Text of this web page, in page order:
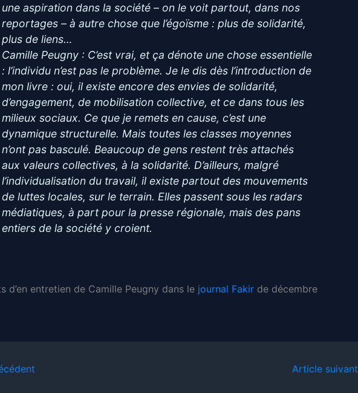
une aspiration dans la société – on le voit partout, dans nos
reportages – à autre chose que l’égoïsme : plus de solidarité,
plus de liens…
Camille Peugny : C’est vrai, et ça dénote une chose essentielle
: l’individu n’est pas le problème. Je le dis dès l’introduction de
mon livre : oui, il existe encore des envies de solidarité,
d’engagement, de mobilisation collective, et ce dans tous les
milieux sociaux. Ce que je remets en cause, c’est une
dynamique structurelle. Mais toutes les classes moyennes
n’ont pas basculé. Beaucoup de gens restent très attachés
aux valeurs collectives, à la solidarité. D’ailleurs, malgré
l’individualisation du travail, il existe partout des mouvements
de luttes locales, sur le terrain. Elles passent sous les radars
médiatiques, à part pour la presse régionale, mais des pans
entiers de la société y croient.
d’en entretien de Camille Peugny dans le journal Fakir de décembre
Article suivant